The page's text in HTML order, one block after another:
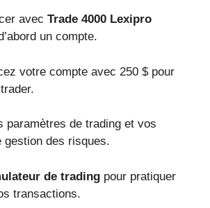
avec Trade 4000 Lexipro
un compte.
votre compte avec 250 $ pour
paramètres de trading et vos
gestion des risques.
de trading pour pratiquer
transactions.